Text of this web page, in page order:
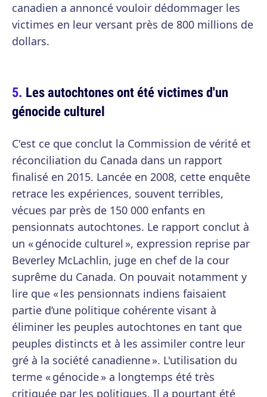
canadien a annoncé vouloir dédommager les
victimes en leur versant près de 800 millions de
dollars.
Les autochtones ont été victimes d'un
génocide culturel
C'est ce que conclut la Commission de vérité et
réconciliation du Canada dans un rapport
finalisé en 2015. Lancée en 2008, cette enquête
retrace les expériences, souvent terribles,
vécues par près de 150 000 enfants en
pensionnats autochtones. Le rapport conclut à
un « génocide culturel », expression reprise par
Beverley McLachlin, juge en chef de la cour
suprême du Canada. On pouvait notamment y
lire que « les pensionnats indiens faisaient
partie d’une politique cohérente visant à
éliminer les peuples autochtones en tant que
peuples distincts et à les assimiler contre leur
gré à la société canadienne ». L'utilisation du
terme « génocide » a longtemps été très
critiquée par les politiques. Il a pourtant été